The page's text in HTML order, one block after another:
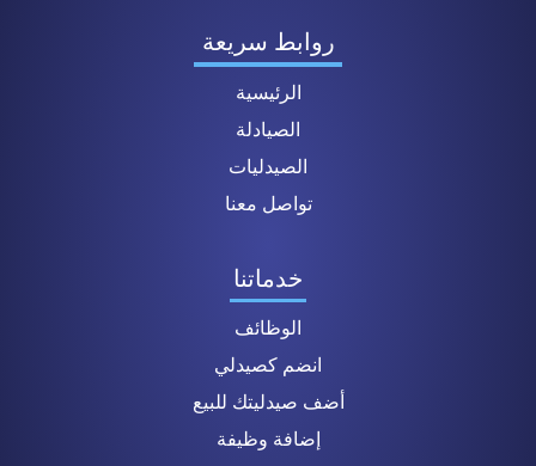
روابط سريعة
الرئيسية
الصيادلة
الصيدليات
تواصل معنا
خدماتنا
الوظائف
انضم كصيدلي
أضف صيدليتك للبيع
إضافة وظيفة